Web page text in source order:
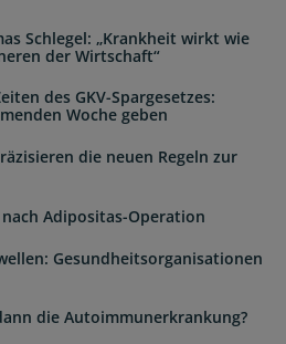
Schlegel: „Krankheit wirkt wie
der Wirtschaft“
des GKV-Spargesetzes:
Woche geben
die neuen Regeln zur
Adipositas-Operation
Gesundheitsorganisationen
die Autoimmunerkrankung?